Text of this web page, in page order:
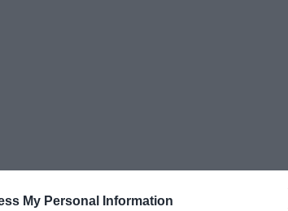
My Personal Information